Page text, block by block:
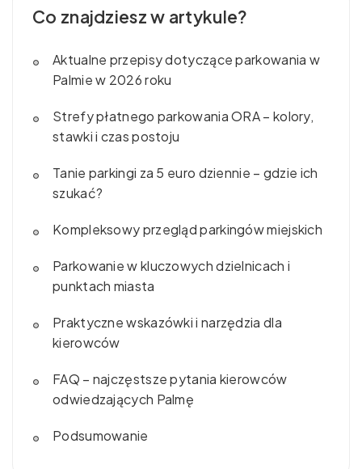
Co znajdziesz w artykule?
Aktualne przepisy dotyczące parkowania w
Palmie w 2026 roku
Strefy płatnego parkowania ORA – kolory,
stawki i czas postoju
Tanie parkingi za 5 euro dziennie – gdzie ich
szukać?
Kompleksowy przegląd parkingów miejskich
Parkowanie w kluczowych dzielnicach i
punktach miasta
Praktyczne wskazówki i narzędzia dla
kierowców
FAQ – najczęstsze pytania kierowców
odwiedzających Palmę
Podsumowanie